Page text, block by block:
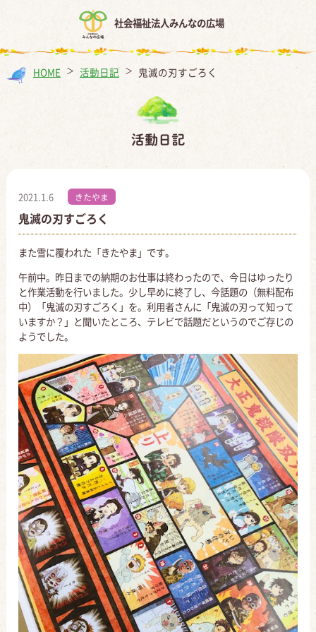
社会福祉法人みんなの広場
HOME ＞ 活動日記 ＞ 鬼滅の刃すごろく
活動日記
2021.1.6 きたやま
鬼滅の刃すごろく
また雪に覆われた「きたやま」です。
午前中。昨日までの納期のお仕事は終わったので、今日はゆったり
と作業活動を行いました。少し早めに終了し、今話題の（無料配布
中）「鬼滅の刃すごろく」を。利用者さんに「鬼滅の刃って知って
いますか？」と聞いたところ、テレビで話題だというのでご存じの
ようでした。